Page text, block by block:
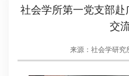
社会学所第一党支部
交
来源：社会学研究